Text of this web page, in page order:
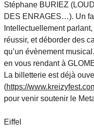
Stéphane BURIEZ
DES ENRAGES…). Un
Intellectuellement
réussir, et déborder des
qu’un évènement
en vous rendant à
La billetterie est déjà
(https://
pour venir soutenir le
Eiffel